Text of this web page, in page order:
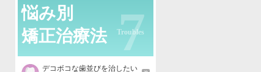
悩み別
矯正治療法 7
デコボコな歯並びを治したい